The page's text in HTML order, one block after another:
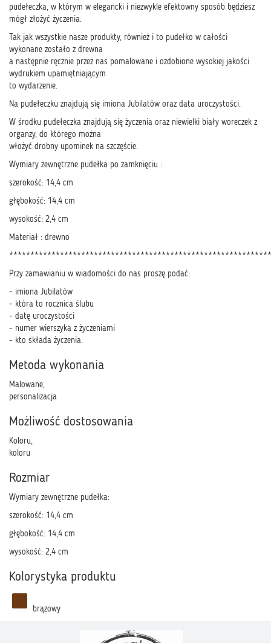
pudełeczka, w którym w elegancki i niezwykle efektowny sposób będziesz
mógł złożyć życzenia.
Tak jak wszystkie nasze produkty, również i to pudełko w całości
wykonane zostało z drewna
a następnie ręcznie przez nas pomalowane i ozdobione wysokiej jakości
wydrukiem upamiętniającym
to wydarzenie.
Na pudełeczku znajdują się imiona Jubilatów oraz data uroczystości.
W środku pudełeczka znajdują się życzenia oraz niewielki biały woreczek z
organzy, do którego można
włożyć drobny upominek na szczęście.
Wymiary zewnętrzne pudełka po zamknięciu :
szerokość: 14,4 cm
głębokość: 14,4 cm
wysokość: 2,4 cm
Materiał : drewno
Przy zamawianiu w wiadomości do nas proszę podać:
- imiona Jubilatów
- która to rocznica ślubu
- datę uroczystości
- numer wierszyka z życzeniami
- kto składa życzenia.
Metoda wykonania
Malowane,
personalizacja
Możliwość dostosowania
Koloru,
koloru
Rozmiar
Wymiary zewnętrzne pudełka:
szerokość: 14,4 cm
głębokość: 14,4 cm
wysokość: 2,4 cm
Kolorystyka produktu
brązowy